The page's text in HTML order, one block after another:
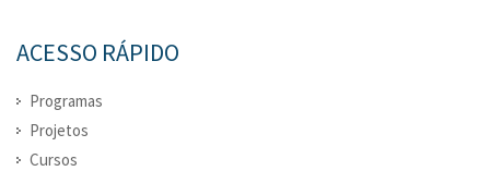
ACESSO RÁPIDO
Programas
Projetos
Cursos